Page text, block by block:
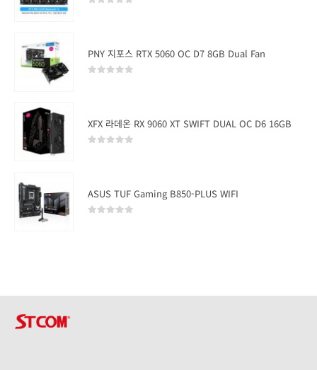
PNY 지포스 RTX 5060 OC D7 8GB Dual Fan
XFX 라데온 RX 9060 XT SWIFT DUAL OC D6 16GB
ASUS TUF Gaming B850-PLUS WIFI